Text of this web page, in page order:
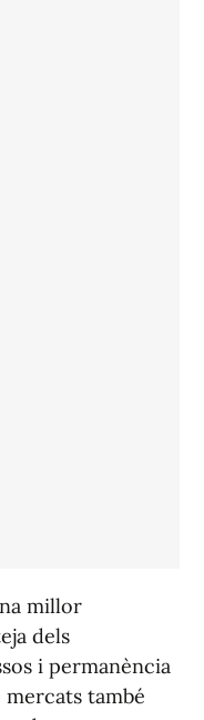
millor
dels
i permanència
també